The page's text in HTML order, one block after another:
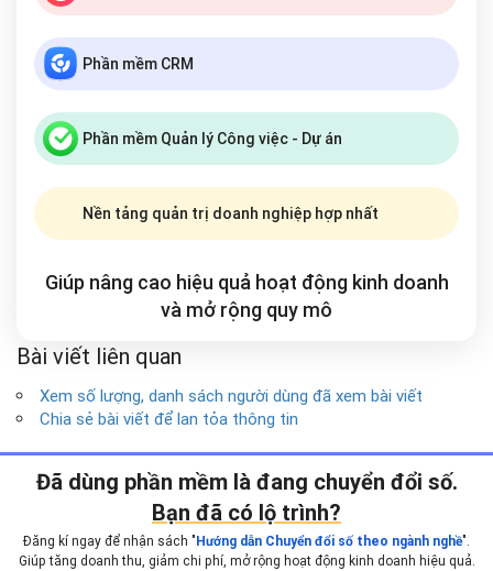
Phần mềm CRM
Phần mềm Quản lý Công việc - Dự án
Nền tảng quản trị doanh nghiệp hợp nhất
Giúp nâng cao hiệu quả hoạt động kinh doanh
và mở rộng quy mô
Bài viết liên quan
Xem số lượng, danh sách người dùng đã xem bài viết
Chia sẻ bài viết để lan tỏa thông tin
Đã dùng phần mềm là đang chuyển đổi số.
Bạn đã có lộ trình?
Đăng kí ngay để nhận sách " Hướng dẫn Chuyển đổi số theo ngành nghề".
Giúp tăng doanh thu, giảm chi phí, mở rộng hoạt động kinh doanh hiệu quả.